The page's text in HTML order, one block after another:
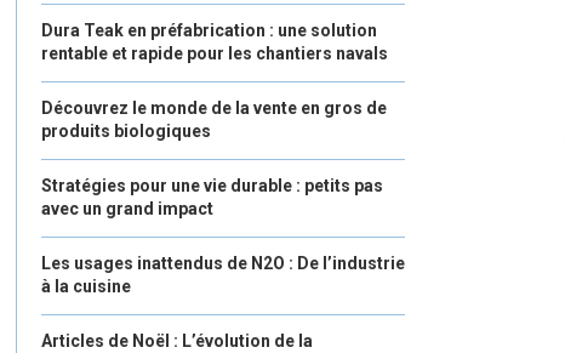
Dura Teak en préfabrication : une solution
rentable et rapide pour les chantiers navals
Découvrez le monde de la vente en gros de
produits biologiques
Stratégies pour une vie durable : petits pas
avec un grand impact
Les usages inattendus de N2O : De l’industrie
à la cuisine
Articles de Noël : L’évolution de la